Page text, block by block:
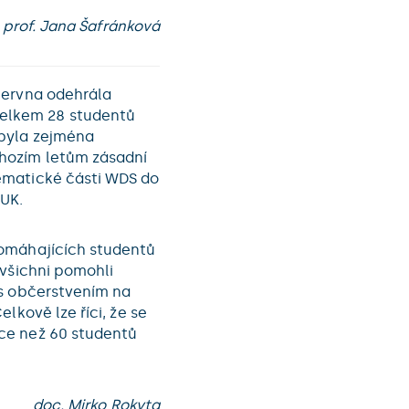
prof. Jana Šafránková
odehrála
28 studentů
zejména
letům zásadní
části WDS do
studentů
pomohli
občerstvením na
lze říci, že se
než 60 studentů
doc. Mirko Rokyta